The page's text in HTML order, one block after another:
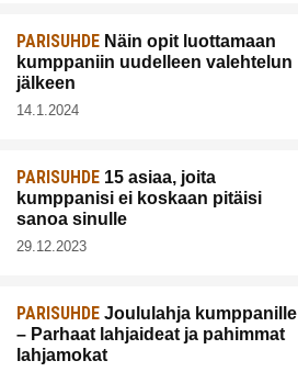
PARISUHDE Näin opit luottamaan
kumppaniin uudelleen valehtelun
jälkeen
14.1.2024
PARISUHDE 15 asiaa, joita
kumppanisi ei koskaan pitäisi
sanoa sinulle
29.12.2023
PARISUHDE Joululahja kumppanille
– Parhaat lahjaideat ja pahimmat
lahjamokat